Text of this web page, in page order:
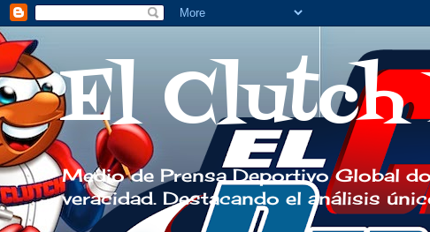
El
Medio de Prensa Deportivo Global
veracidad. Destacando el análisis